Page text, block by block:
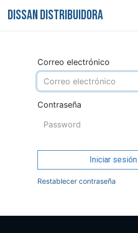
DISSAN DISTRIBUIDORA
Correo electrónico
Contraseña
Iniciar sesión
Restablecer contraseña